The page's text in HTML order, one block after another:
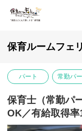
保育ルームフェ
パート 常勤パ
保育士（常勤パ
OK／有給取得